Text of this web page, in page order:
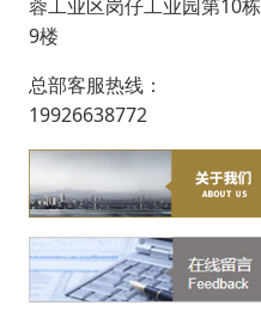
蓉工业区岗仔工业园第10栋
9楼
总部客服热线：
19926638772